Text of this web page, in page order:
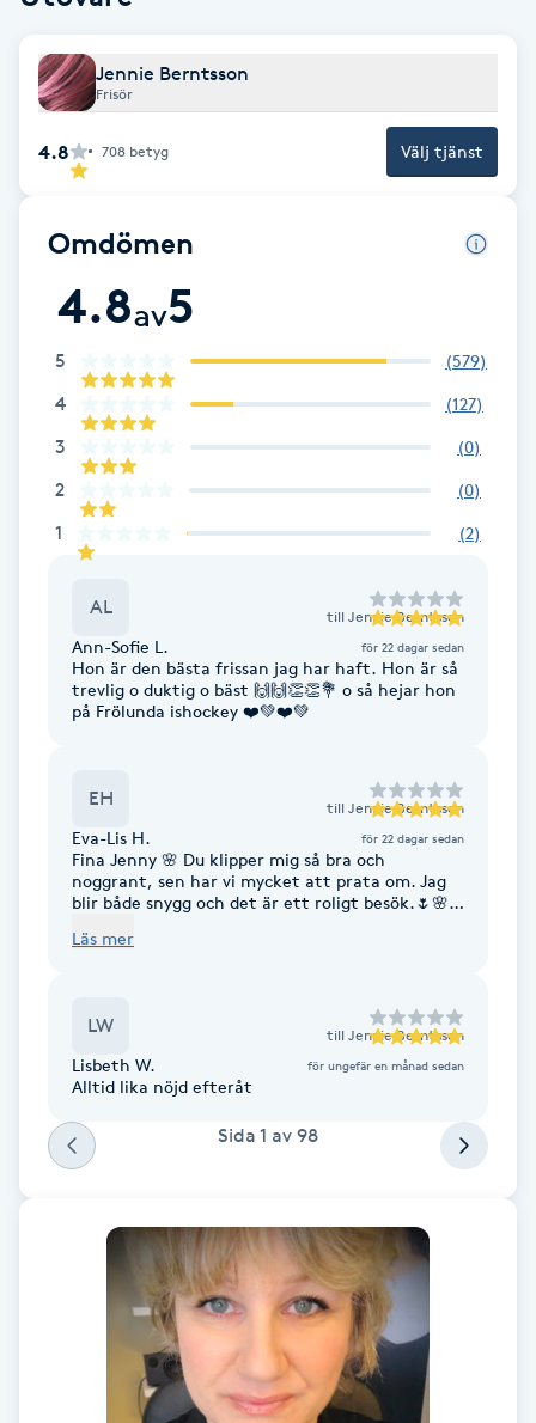
Fotvård
Fransar
Fransfärgning
Fransförlängning
Fransförlängning Megavolym
Fransförlängning Volym
Fransk manikyr
Frekvensterapi
Friskvårdsmassage
Färgning
Föning
Gel naglar
Gellack med förstärkning
Jennie Berntsson
Frisör
4.8 708 betyg Välj tjänst
Omdömen
4.8av5
5 (579)
4 (127)
3 (0)
2 (0)
1 (2)
AL till Jennie Berntsson
Ann-Sofie L. för 22 dagar sedan
Hon är den bästa frissan jag har haft. Hon är så
trevlig o duktig o bäst 🙌🙌👏👏💐 o så hejar hon
på Frölunda ishockey ❤️💚❤️💚
EH till Jennie Berntsson
Eva-Lis H. för 22 dagar sedan
Fina Jenny 🌸 Du klipper mig så bra och
noggrant, sen har vi mycket att prata om. Jag
blir både snygg och det är ett roligt besök.🌷🌸
Läs mer
LW till Jennie Berntsson
Lisbeth W. för ungefär en månad sedan
Alltid lika nöjd efteråt
Sida 1 av 98